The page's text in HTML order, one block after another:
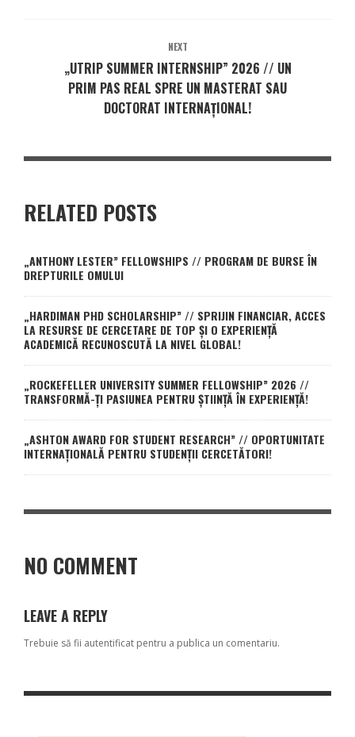
NEXT
„UTRIP SUMMER INTERNSHIP” 2026 // UN
PRIM PAS REAL SPRE UN MASTERAT SAU
DOCTORAT INTERNAȚIONAL!
RELATED POSTS
„ANTHONY LESTER” FELLOWSHIPS // PROGRAM DE BURSE ÎN
DREPTURILE OMULUI
„HARDIMAN PHD SCHOLARSHIP” // SPRIJIN FINANCIAR, ACCES
LA RESURSE DE CERCETARE DE TOP ȘI O EXPERIENȚĂ
ACADEMICĂ RECUNOSCUTĂ LA NIVEL GLOBAL!
„ROCKEFELLER UNIVERSITY SUMMER FELLOWSHIP” 2026 //
TRANSFORMĂ-ȚI PASIUNEA PENTRU ȘTIINȚĂ ÎN EXPERIENȚĂ!
„ASHTON AWARD FOR STUDENT RESEARCH” // OPORTUNITATE
INTERNAȚIONALĂ PENTRU STUDENȚII CERCETĂTORI!
NO COMMENT
LEAVE A REPLY
Trebuie să fii autentificat pentru a publica un comentariu.